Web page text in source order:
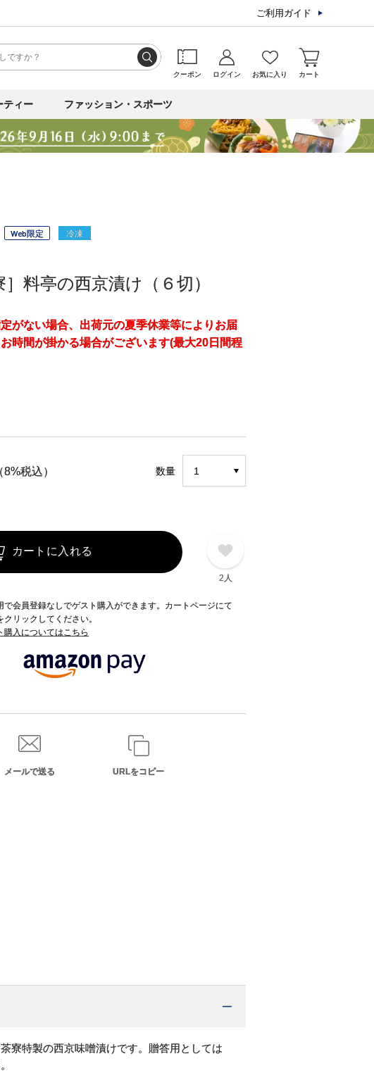
ご利用ガイド
クーポン ログイン お気に入り カート
ティー ファッション・スポーツ
Web限定 冷凍
］料亭の西京漬け（６切）
がない場合、出荷元の夏季休業等によりお届
時間が掛かる場合がございます(最大20日間程
8%税込） 数量
カートに入れる
2人
で会員登録なしでゲスト購入ができます。カートページにて
リックしてください。
入についてはこちら
メールで送る URLをコピー
寮特製の西京味噌漬けです。贈答用としては